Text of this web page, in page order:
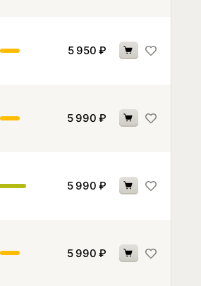
5 950 ₽
5 990 ₽
5 990 ₽
5 990 ₽